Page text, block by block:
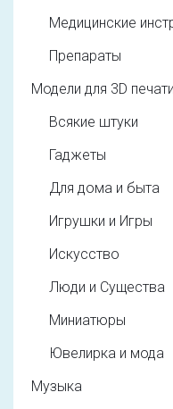
Медицинские
Препараты
Модели для 3D печати
Всякие штуки
Гаджеты
Для дома и быта
Игрушки и Игры
Искусство
Люди и Существа
Миниатюры
Ювелирка и мода
Музыка